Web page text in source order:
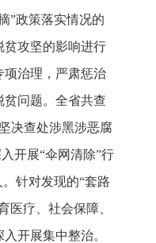
”政策落实情况的
贫攻坚的影响进行
项治理，严肃惩治
问题。全省共查
决查处涉黑涉恶腐
开展“伞网清除”行
针对发现的“套路
医疗、社会保障、
开展集中整治。